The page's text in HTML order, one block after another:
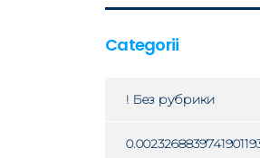
Categorii
! Без рубрики